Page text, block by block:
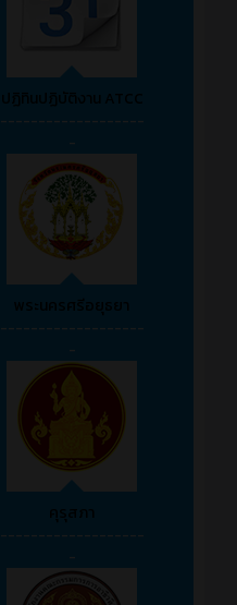
ปฏิทินปฏิบัติงาน ATCC
-------------------
-
พระนครศรีอยุธยา
-------------------
-
คุรุสภา
-------------------
-